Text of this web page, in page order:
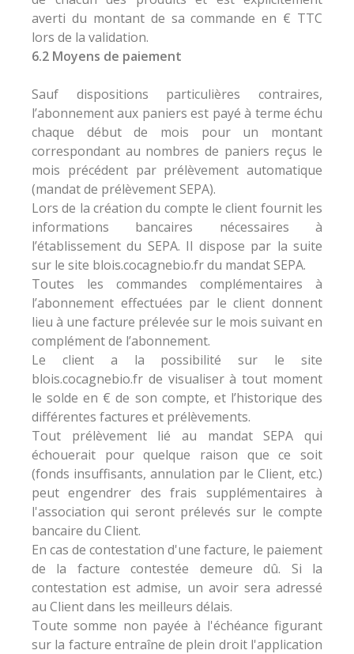
averti du montant de sa commande en € TTC
lors de la validation.
6.2 Moyens de paiement
Sauf dispositions particulières contraires,
l’abonnement aux paniers est payé à terme échu
chaque début de mois pour un montant
correspondant au nombres de paniers reçus le
mois précédent par prélèvement automatique
(mandat de prélèvement SEPA).
Lors de la création du compte le client fournit les
informations bancaires nécessaires à
l’établissement du SEPA. Il dispose par la suite
sur le site blois.cocagnebio.fr du mandat SEPA.
Toutes les commandes complémentaires à
l’abonnement effectuées par le client donnent
lieu à une facture prélevée sur le mois suivant en
complément de l’abonnement.
Le client a la possibilité sur le site
blois.cocagnebio.fr de visualiser à tout moment
le solde en € de son compte, et l’historique des
différentes factures et prélèvements.
Tout prélèvement lié au mandat SEPA qui
échouerait pour quelque raison que ce soit
(fonds insuffisants, annulation par le Client, etc.)
peut engendrer des frais supplémentaires à
l'association qui seront prélevés sur le compte
bancaire du Client.
En cas de contestation d'une facture, le paiement
de la facture contestée demeure dû. Si la
contestation est admise, un avoir sera adressé
au Client dans les meilleurs délais.
Toute somme non payée à l'échéance figurant
sur la facture entraîne de plein droit l'application